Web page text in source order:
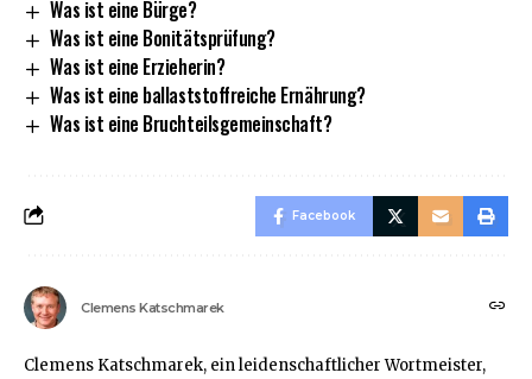
Was ist eine Bürge?
Was ist eine Bonitätsprüfung?
Was ist eine Erzieherin?
Was ist eine ballaststoffreiche Ernährung?
Was ist eine Bruchteilsgemeinschaft?
Facebook
Clemens Katschmarek
Clemens Katschmarek, ein leidenschaftlicher Wortmeister,